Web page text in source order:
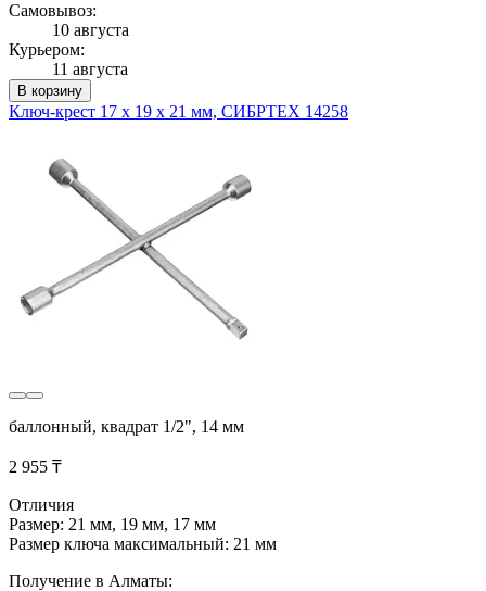
Самовывоз:
10 августа
Курьером:
11 августа
В корзину
Ключ-крест 17 х 19 х 21 мм, СИБРТЕХ 14258
баллонный, квадрат 1/2", 14 мм
2 955 ₸
Отличия
Размер: 21 мм, 19 мм, 17 мм
Размер ключа максимальный: 21 мм
Получение в Алматы: